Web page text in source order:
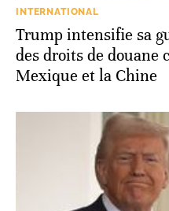
INTERNATIONAL
Trump intensifie sa
des droits de douane
Mexique et la Chine